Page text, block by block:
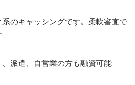
系のキャッシングです。柔軟審査で
、派遣、自営業の方も融資可能